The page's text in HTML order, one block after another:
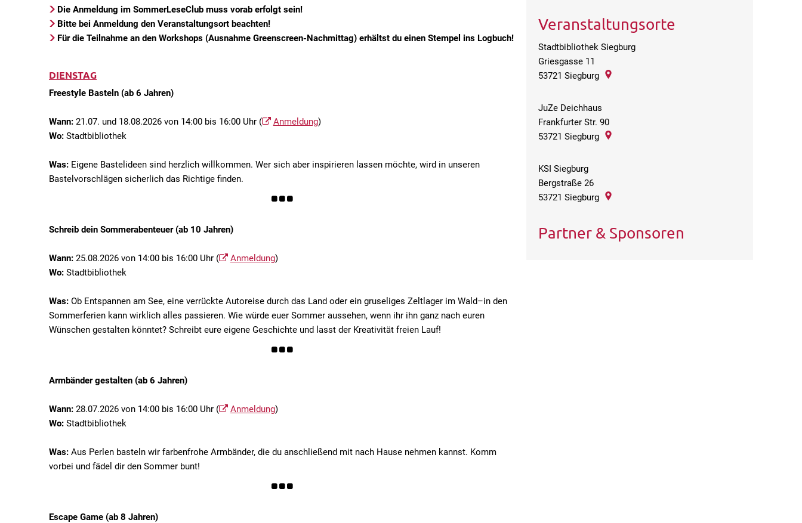
Die Anmeldung im SommerLeseClub muss vorab erfolgt sein!
Bitte bei Anmeldung den Veranstaltungsort beachten!
Für die Teilnahme an den Workshops (Ausnahme Greenscreen-Nachmittag) erhältst du einen Stempel ins Logbuch!
DIENSTAG
Freestyle Basteln (ab 6 Jahren)
Wann: 21.07. und 18.08.2026 von 14:00 bis 16:00 Uhr ( Anmeldung)
Wo: Stadtbibliothek
Was: Eigene Bastelideen sind herzlich willkommen. Wer sich aber inspirieren lassen möchte, wird in unseren
Bastelvorschlägen sicherlich das Richtige finden.
Schreib dein Sommerabenteuer (ab 10 Jahren)
Wann: 25.08.2026 von 14:00 bis 16:00 Uhr ( Anmeldung)
Wo: Stadtbibliothek
Was: Ob Entspannen am See, eine verrückte Autoreise durch das Land oder ein gruseliges Zeltlager im Wald–in den
Sommerferien kann wirklich alles passieren. Wie würde euer Sommer aussehen, wenn ihr ihn ganz nach euren
Wünschen gestalten könntet? Schreibt eure eigene Geschichte und lasst der Kreativität freien Lauf!
Armbänder gestalten (ab 6 Jahren)
Wann: 28.07.2026 von 14:00 bis 16:00 Uhr ( Anmeldung)
Wo: Stadtbibliothek
Was: Aus Perlen basteln wir farbenfrohe Armbänder, die du anschließend mit nach Hause nehmen kannst. Komm
vorbei und fädel dir den Sommer bunt!
Escape Game (ab 8 Jahren)
Veranstaltungsorte
Stadtbibliothek Siegburg
Griesgasse 11
53721 Siegburg
JuZe Deichhaus
Frankfurter Str. 90
53721 Siegburg
KSI Siegburg
Bergstraße 26
53721 Siegburg
Partner & Sponsoren